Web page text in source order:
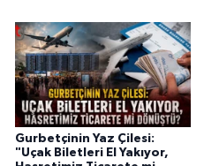
Gurbetçinin Yaz Çilesi:
"Uçak Biletleri El Yakıyor,